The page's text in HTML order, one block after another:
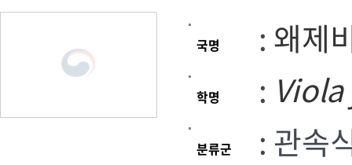
국명 : 왜제
학명 : Viola
분류군 : 관속